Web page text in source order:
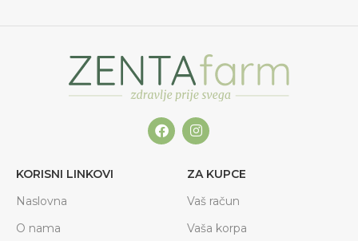
KORISNI LINKOVI
Naslovna
O nama
ZA KUPCE
Vaš račun
Vaša korpa